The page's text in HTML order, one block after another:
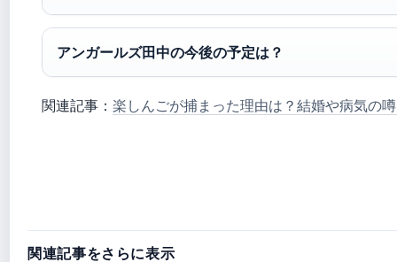
アンガールズ田中の今後の予定は？
関連記事： 楽しんごが捕まった理由は？結婚や病気の
関連記事をさらに表示